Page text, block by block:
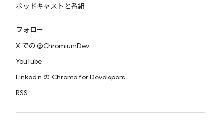
ポッドキャストと番組
フォロー
X での @ChromiumDev
YouTube
LinkedIn の Chrome for Developers
RSS